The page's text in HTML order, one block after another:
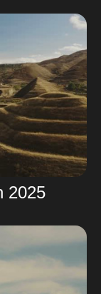
2025